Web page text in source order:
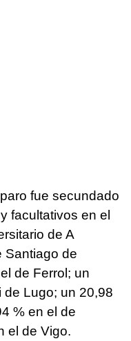
fue secundado
facultativos en el
de A
Santiago de
de Ferrol; un
de Lugo; un 20,98
% en el de
el de Vigo.